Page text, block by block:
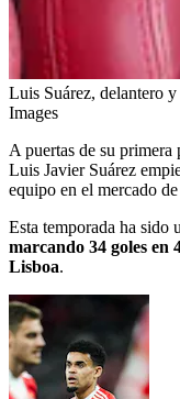
Luis Suárez, delantero
Images
A puertas de su
Luis Javier Suárez
equipo en el mercado
Esta temporada ha sido
marcando 34 goles en
Lisboa.